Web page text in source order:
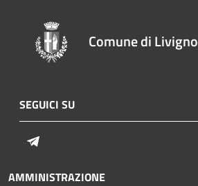
Comune di Livigno
SEGUICI SU
AMMINISTRAZIONE